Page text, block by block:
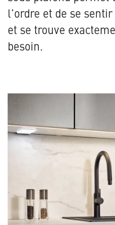
l'ordre et de se
et se trouve
besoin.